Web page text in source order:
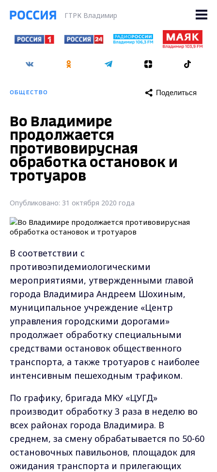
ГТРК Владимир
ОБЩЕСТВО Поделиться
Во Владимире
продолжается
противовирусная
обработка остановок и
тротуаров
Опубликовано: 31 октября 2020 года
В соответствии с
противоэпидемиологическими
мероприятиями, утвержденными главой
города Владимира Андреем Шохиным,
муниципальное учреждение «Центр
управления городскими дорогами»
продолжает обработку специальными
средствами остановок общественного
транспорта, а также тротуаров с наиболее
интенсивным пешеходным трафиком.
По графику, бригада МКУ «ЦУГД»
производит обработку 3 раза в неделю во
всех районах города Владимира. В
среднем, за смену обрабатывается по 50-60
остановочных павильонов, площадок для
ожидания транспорта и прилегающих